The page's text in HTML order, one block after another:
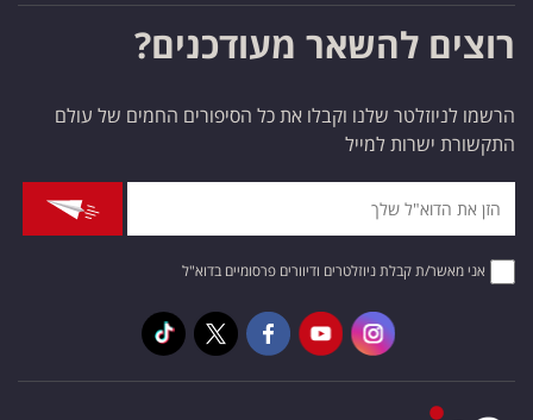
רוצים להשאר מעודכנים?
הרשמו לניוזלטר שלנו וקבלו את כל הסיפורים החמים של עולם
התקשורת ישרות למייל
אני מאשר/ת קבלת ניוזלטרים ודיוורים פרסומיים בדוא"ל